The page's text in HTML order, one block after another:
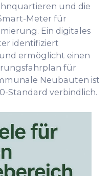
und die
Meter für
Ein digitales
identifiziert
ermöglicht einen
für
Neubauten ist
Standard verbindlich.